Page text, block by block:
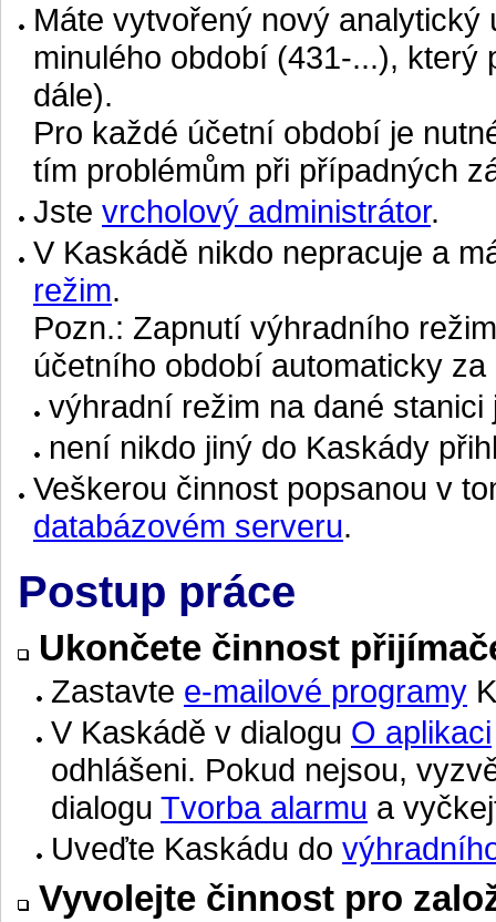
Máte vytvořený nový
minulého období (431-...),
dále).
Pro každé účetní období je
tím problémům při případných
Jste vrcholový administrátor.
V Kaskádě nikdo nepracuje a
režim.
Pozn.: Zapnutí výhradního
účetního období automaticky
výhradní režim na dané
není nikdo jiný do Kaskády
Veškerou činnost popsanou v
databázovém serveru.
Postup práce
Ukončete činnost
Zastavte e-mailové programy
V Kaskádě v dialogu O aplikaci
odhlášeni. Pokud nejsou,
dialogu Tvorba alarmu a
Uveďte Kaskádu do
Vyvolejte činnost pro